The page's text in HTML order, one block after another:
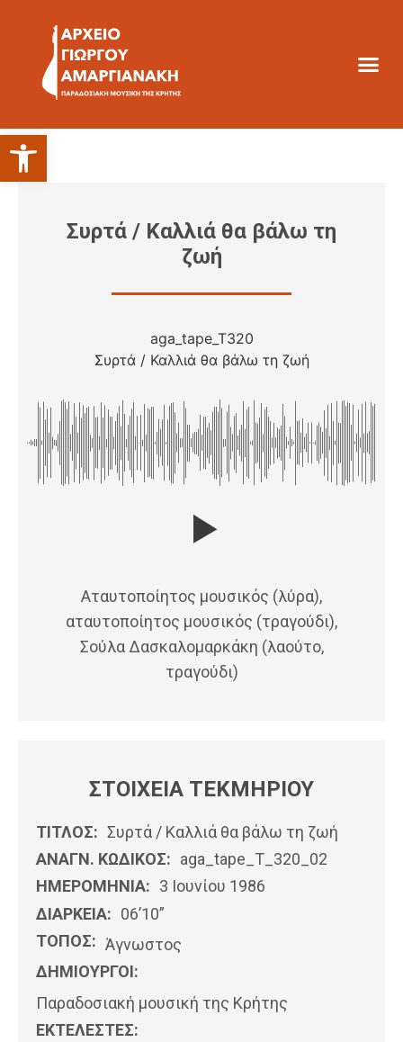
Ανοίξτε τη γραμμή εργαλείων
Συρτά / Καλλιά θα βάλω τη
ζωή
aga_tape_T320
Συρτά / Καλλιά θα βάλω τη ζωή
Αταυτοποίητος μουσικός (λύρα),
αταυτοποίητος μουσικός (τραγούδι),
Σούλα Δασκαλομαρκάκη (λαούτο,
τραγούδι)
ΣΤΟΙΧΕΙΑ ΤΕΚΜΗΡΙΟΥ
ΤΙΤΛΟΣ: Συρτά / Καλλιά θα βάλω τη ζωή
ΑΝΑΓΝ. ΚΩΔΙΚΟΣ: aga_tape_T_320_02
ΗΜΕΡΟΜΗΝΊΑ: 3 Ιουνίου 1986
ΔΙΑΡΚΕΙΑ: 06’10”
ΤΟΠΟΣ: Άγνωστος
ΔΗΜΙΟΥΡΓΟΙ:
Παραδοσιακή μουσική της Κρήτης
ΕΚΤΕΛΕΣΤΕΣ: